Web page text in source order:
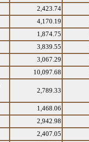
2,423.74
4,170.19
1,874.75
3,839.55
3,067.29
10,097.68
2,789.33
1,468.06
2,942.98
2,407.05